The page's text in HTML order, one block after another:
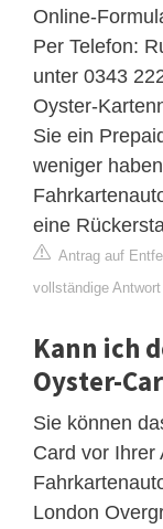
Online-
Per Telefon:
unter 0343
Oyster-
Sie ein
weniger
eine
Antrag auf
vollständige
Kann ich
Oyster-
Sie können
Card vor Ihrer
London